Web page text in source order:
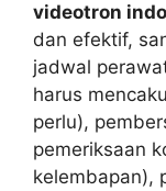
videotron
dan efektif,
jadwal
harus
perlu),
pemeriksaan
kelembapan),